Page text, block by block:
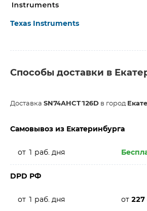
Texas Instruments
Способы доставки в
Доставка SN74AHCT126D в город
Самовывоз из Екатеринбурга
от 1 раб. дня
DPD РФ
от 1 раб. дня от 227